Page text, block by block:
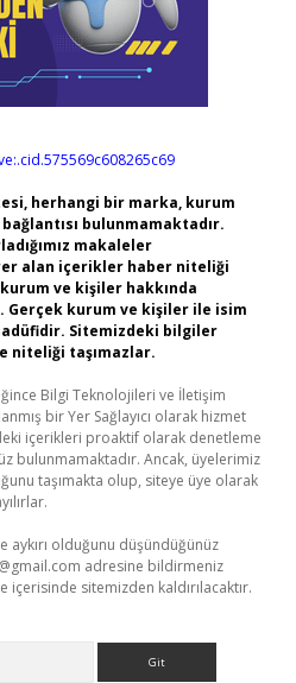
herhangi bir marka, kurum
bulunmamaktadır.
makaleler
alan içerikler haber niteliği
ve kişiler hakkında
Gerçek kurum ve kişiler ile isim
Sitemizdeki bilgiler
niteliği taşımazlar.
Bilgi Teknolojileri ve İletişim
bir Yer Sağlayıcı olarak hizmet
içerikleri proaktif olarak denetleme
bulunmamaktadır. Ancak, üyelerimiz
taşımakta olup, siteye üye olarak
aykırı olduğunu düşündüğünüz
adresine bildirmeniz
sitemizden kaldırılacaktır.